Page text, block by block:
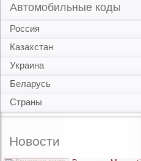
Автомобильные коды
Россия
Казахстан
Украина
Беларусь
Страны
Новости